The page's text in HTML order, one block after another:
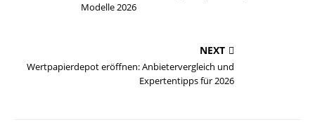
Modelle 2026
NEXT
Wertpapierdepot eröffnen: Anbietervergleich und
Expertentipps für 2026